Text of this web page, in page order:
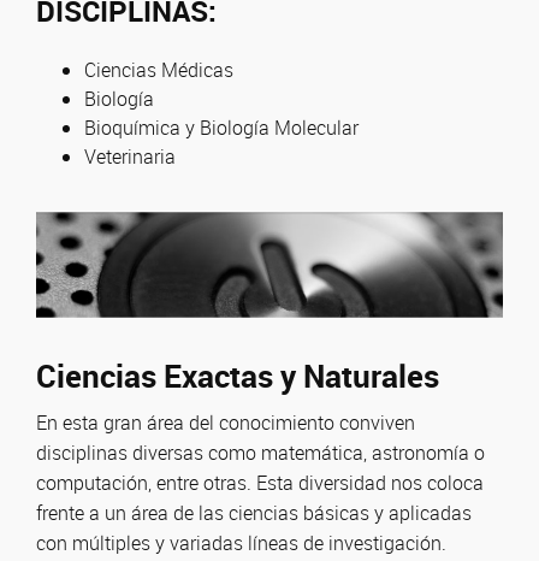
DISCIPLINAS:
Ciencias Médicas
Biología
Bioquímica y Biología Molecular
Veterinaria
Ciencias Exactas y Naturales
En esta gran área del conocimiento conviven
disciplinas diversas como matemática, astronomía o
computación, entre otras. Esta diversidad nos coloca
frente a un área de las ciencias básicas y aplicadas
con múltiples y variadas líneas de investigación.